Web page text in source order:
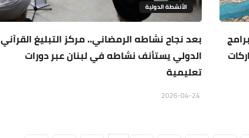
الأنشطة الدولية
بعد نجاح نشاطه الرمضاني.. مركز التبليغ القرآني
الدولي يستأنف نشاطه في لبنان عبر دورات
تعليمية